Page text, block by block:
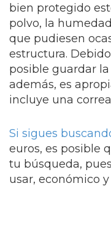
bien protegido
polvo, la
que pudiesen
estructura.
posible guardar
además, es
incluye una
Si sigues
euros, es posible
tu búsqueda,
usar, económico